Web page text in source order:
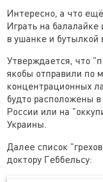
Интересно, а что
Играть на
в ушанке и бутылкой
Утверждается, что
якобы отправили по
концентрационных
будто расположены
России или на
Украины.
Далее список
доктору Геббельсу: